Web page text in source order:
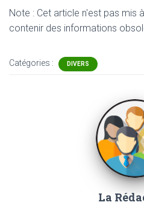
Note : Cet article n'est pas mis
contenir des informations
Catégories : DIVERS
La